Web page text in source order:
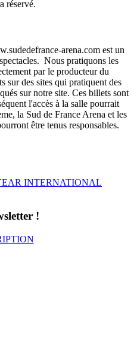
réservé.
arena.com est un
Nous pratiquons les
par le producteur du
sur des sites qui pratiquent des
sur notre site. Ces billets sont
l'accès à la salle pourrait
la Sud de France Arena et les
être tenus responsables.
INTERNATIONAL
!